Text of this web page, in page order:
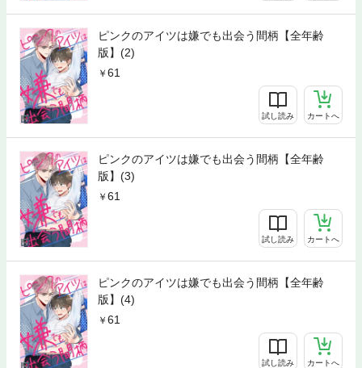
ピンクのアイツは嫌でも出会う間柄【全年齢
版】(2)
61
試し読み カートへ
ピンクのアイツは嫌でも出会う間柄【全年齢
版】(3)
61
試し読み カートへ
ピンクのアイツは嫌でも出会う間柄【全年齢
版】(4)
61
試し読み カートへ